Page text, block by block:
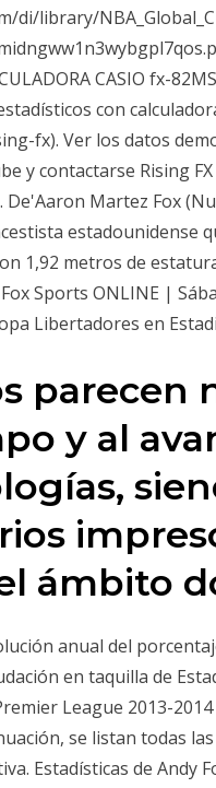
di/library/
CASIO fx-
con
fx). Ver los datos
y contactarse Rising
Martez Fox
estadounidense
1,92 metros de
Sports ONLINE |
Libertadores en
parecen
y al
ámbito
anual del
en taquilla de
League 2013-
se listan todas
Estadísticas de Andy